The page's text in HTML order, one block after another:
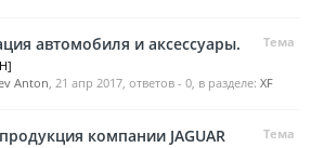
Тема
автомобиля и аксессуары.
Anton, 21 апр 2017, ответов - 0, в разделе: XF
Тема
компании JAGUAR